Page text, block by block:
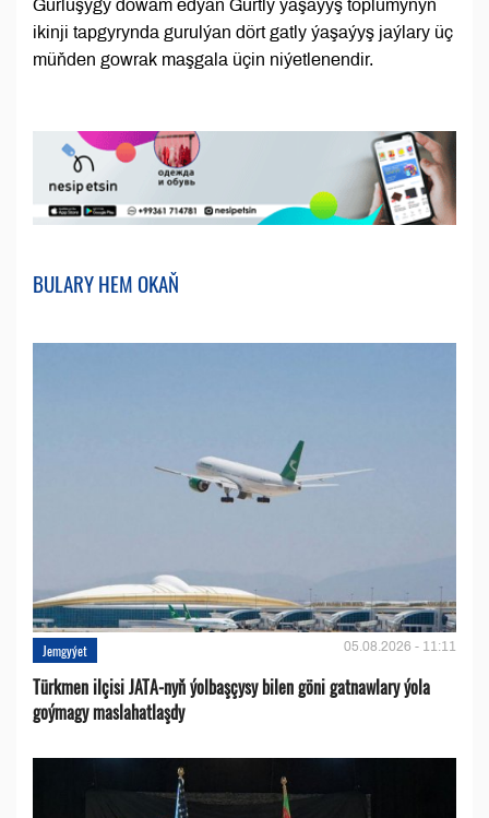
Gurluşygy dowam edýän Gurtly ýaşaýyş toplumynyň
ikinji tapgyrynda gurulýan dört gatly ýaşaýyş jaýlary üç
müňden gowrak maşgala üçin niýetlenendir.
BULARY HEM OKAŇ
Jemgyýet 05.08.2026 - 11:11
Türkmen ilçisi JATA-nyň ýolbaşçysy bilen göni gatnawlary ýola
goýmagy maslahatlaşdy